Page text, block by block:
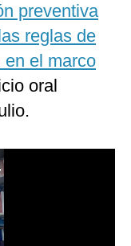
preventiva
reglas de
en el marco
oral